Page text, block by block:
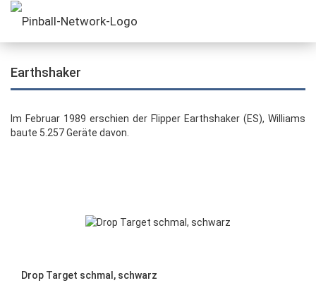
Earthshaker
Im Februar 1989 erschien der Flipper Earthshaker (ES), Williams
baute 5.257 Geräte davon.
Drop Target schmal, schwarz